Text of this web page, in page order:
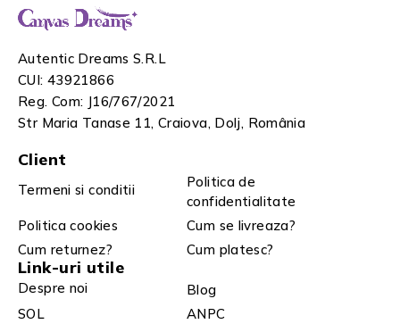
Autentic Dreams S.R.L
CUI: 43921866
Reg. Com: J16/767/2021
Str Maria Tanase 11, Craiova, Dolj, România
Client
Termeni si conditii
Politica de
confidentialitate
Politica cookies
Cum se livreaza?
Cum returnez?
Cum platesc?
Link-uri utile
Despre noi
Blog
SOL
ANPC